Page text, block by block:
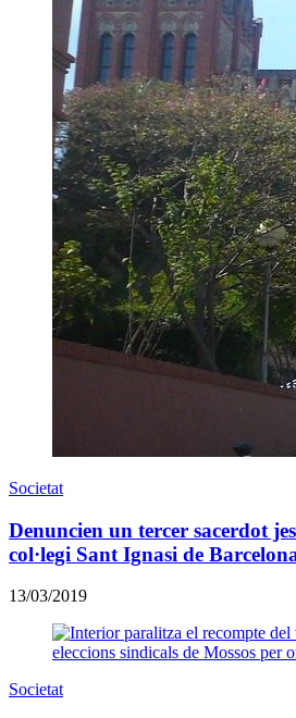
Societat
Denuncien un tercer sacerdot
col·legi Sant Ignasi de
13/03/2019
Societat